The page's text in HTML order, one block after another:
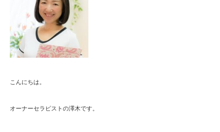
こんにちは。
オーナーセラピストの澤木です。